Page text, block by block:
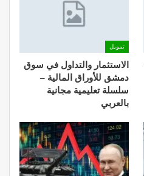
تمويل
الاستثمار والتداول في سوق
دمشق للأوراق المالية –
سلسلة تعليمية مجانية
بالعربي